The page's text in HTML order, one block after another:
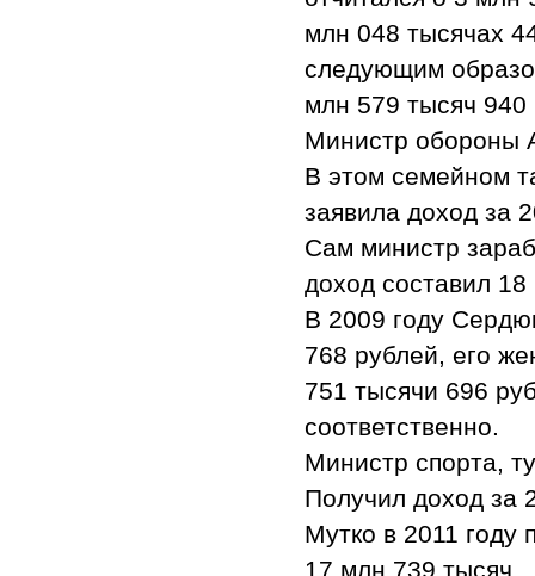
млн 048 тысячах
следующим
млн 579 тысяч 940
Министр обороны
В этом семейном
заявила доход за
Сам министр
доход составил
В 2009 году
768 рублей, его
751 тысячи 696
соответственно.
Министр спорта,
Получил доход за
Мутко в 2011 году
17 млн 739 тысяч.